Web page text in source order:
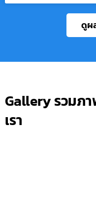
ดูผ
Gallery รวมภ
เรา